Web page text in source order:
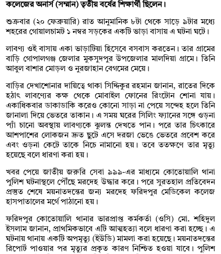
কলেজের অনার্স (সম্মান) তৃতীয় বর্ষের শিক্ষার্থী ছিলেন।
শুক্রবার (২০ ফেব্রুয়ারি) রাত আনুমানিক ৮টা থেকে সাড়ে ৯টার মধ্যে
শহরের গোয়ালচামট ১ নম্বর সড়কের একটি ভাড়া বাসায় এ ঘটনা ঘটে।
লাবণ্য ওই বাসায় একা ভাড়াটিয়া হিসেবে বসবাস করতেন। তার গ্রামের
বাড়ি গোপালগঞ্জ জেলার মুকসুদপুর উপজেলার মালদিয়া গ্রামে। তিনি
আবুল বাশার মোড়ল ও নুরজাহান বেগমের মেয়ে।
বাড়ির দেখাশোনার দায়িত্বে থাকা সিদ্দিকুর রহমান জানান, রাতের দিকে
হঠাৎ লাবণ্যের কক্ষ থেকে মোবাইল ফোনের রিংটোন শোনা যায়।
একাধিকবার ডাকাডাকি করেও কোনো সাড়া না পেয়ে সন্দেহ হলে তিনি
জানালা দিয়ে ভেতরে তাকান। এ সময় ঘরের সিলিং ফ্যানের সঙ্গে ওড়না
প্যাঁ চানো অবস্থায় লাবণ্যকে ঝুলন্ত দেখতে পান। পরে তার চিৎকারে
আশপাশের লোকজন দ্রুত ছুটে এসে দরজা ভেঙে ভেতরে প্রবেশ করে
এবং ওড়না কেটে তাকে নিচে নামানো হয়। তবে ততক্ষণে তার মৃত্যু
হয়েছে বলে ধারণা করা হয়।
খবর পেয়ে জাতীয় জরুরি সেবা ৯৯৯-এর মাধ্যমে কোতোয়ালি থানা
পুলিশ ঘটনাস্থলে পৌঁছে মরদেহ উদ্ধার করে। পরে সুরতহাল প্রতিবেদন
প্রস্তুত শেষে ময়নাতদন্তের জন্য মরদেহ ফরিদপুর মেডিকেল কলেজ
হাসপাতালের মর্গে পাঠানো হয়।
ফরিদপুর কোতোয়ালি থানার ভারপ্রাপ্ত কর্মকর্তা (ওসি) মো. শহিদুল
ইসলাম জানান, প্রাথমিকভাবে এটি আত্মহত্যা বলে ধারণা করা হচ্ছে। এ
ঘটনায় থানায় একটি অপমৃত্যু (ইউডি) মামলা করা হয়েছে। ময়নাতদন্তের
রিপোর্ট পাওয়ার পর মৃত্যুর প্রকৃত কারণ নিশ্চিত হওয়া যাবে। পুলিশ